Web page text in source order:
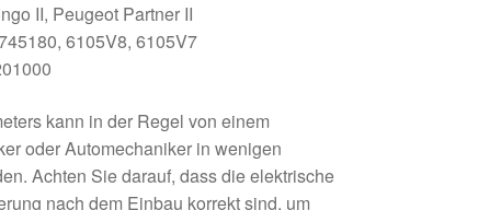
II, Peugeot Partner II
6105V8, 6105V7
kann in der Regel von einem
oder Automechaniker in wenigen
Achten Sie darauf, dass die elektrische
nach dem Einbau korrekt sind, um